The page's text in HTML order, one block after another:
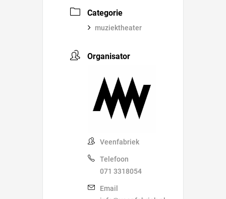
Categorie
muziektheater
Organisator
Veenfabriek
Telefoon
071 3318054
Email